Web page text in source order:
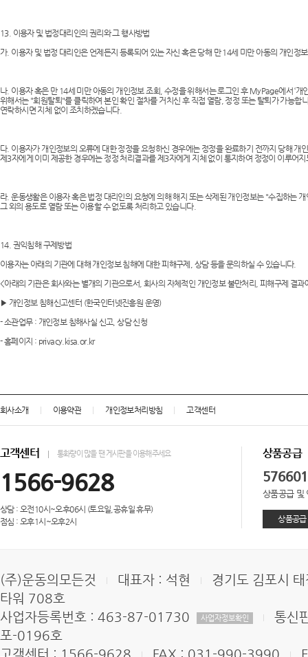
13. 이용자 및 법정대리인의 권리와 그 행사방법
가. 이용자 및 법정 대리인은 언제든지 등록되어 있는 자신 혹은 당해 만 14세 미만 아동의 개인
나. 이용자 혹은 만 14세 미만 아동의 개인정보 조회, 수정을 위해서는 로그인 후 MyPage에서 ‘개
위해서는 "회원탈퇴"를 클릭하여 본인 확인 절차를 거치신 후 직접 열람, 정정 또는 탈퇴가 가능합
연락하시면 지체 없이 조치하겠습니다.
다. 이용자가 개인정보의 오류에 대한 정정을 요청하신 경우에는 정정을 완료하기 전까지 당해 개
제3자에게 이미 제공한 경우에는 정정 처리결과를 제3자에게 지체 없이 통지하여 정정이 이루어
라. 운동생활은 이용자 혹은 법정 대리인의 요청에 의해 해지 또는 삭제된 개인정보는 "수집하는
그 외의 용도로 열람 또는 이용할 수 없도록 처리하고 있습니다.
14. 권익침해 구제방법
이용자는 아래의 기관에 대해 개인정보 침해에 대한 피해구제, 상담 등을 문의하실 수 있습니다.
<아래의 기관은 회사와는 별개의 기관으로서, 회사의 자체적인 개인정보 불만처리, 피해구제 결
▶ 개인정보 침해신고센터 (한국인터넷진흥원 운영)
- 소관업무 : 개인정보 침해사실 신고, 상담 신청
- 홈페이지 : privacy.kisa.or.kr
회사소개 이용약관 개인정보처리방침 고객센터
고객센터 통화량이 많을 땐 게시판을 이용해주세요
1566-9628
상담 : 오전10시~오후06시 (토요일,공휴일 휴무)
점심 : 오후1시~오후2시
상품공급
상품공급 및
상품공
(주)운동의모든것 대표자 : 석현
경기도 김포시
타워 708호
사업자등록번호 : 463-87-01730
사업자정보확인
통신
포-0196호
고객센터 : 1566-9628
FAX : 031-990-3990